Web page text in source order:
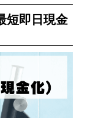
短即日現金